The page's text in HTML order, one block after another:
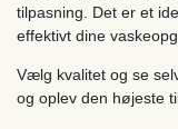
tilpasning. Det er et
effektivt dine
Vælg kvalitet og se
og oplev den højeste